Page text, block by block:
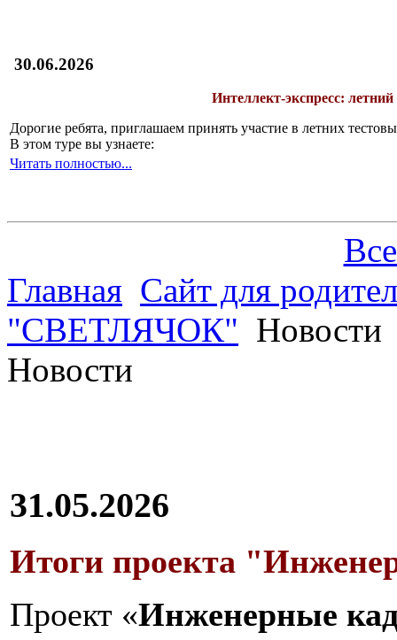
30.06.2026
Интеллект-экспресс: летний
Дорогие ребята, приглашаем принять участие в летних
В этом туре вы узнаете:
Читать полностью...
Главная Сайт для
"СВЕТЛЯЧОК" Новости
Новости
31.05.2026
Итоги проекта
Проект «Инженерные